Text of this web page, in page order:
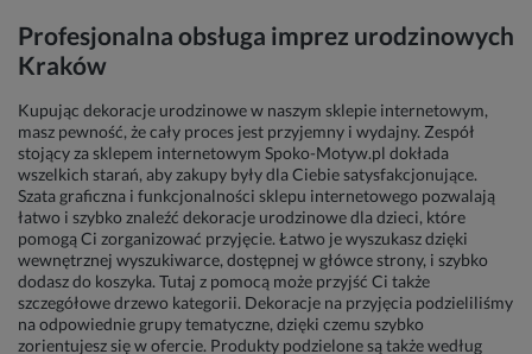
Profesjonalna obsługa imprez urodzinowych
Kraków
Kupując dekoracje urodzinowe w naszym sklepie internetowym,
masz pewność, że cały proces jest przyjemny i wydajny. Zespół
stojący za sklepem internetowym Spoko-Motyw.pl dokłada
wszelkich starań, aby zakupy były dla Ciebie satysfakcjonujące.
Szata graficzna i funkcjonalności sklepu internetowego pozwalają
łatwo i szybko znaleźć dekoracje urodzinowe dla dzieci, które
pomogą Ci zorganizować przyjęcie. Łatwo je wyszukasz dzięki
wewnętrznej wyszukiwarce, dostępnej w główce strony, i szybko
dodasz do koszyka. Tutaj z pomocą może przyjść Ci także
szczegółowe drzewo kategorii. Dekoracje na przyjęcia podzieliliśmy
na odpowiednie grupy tematyczne, dzięki czemu szybko
zorientujesz się w ofercie. Produkty podzielone są także według